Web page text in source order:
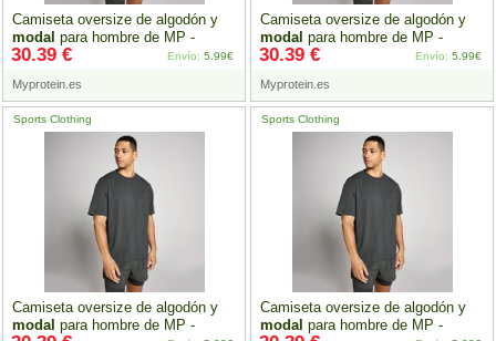
Camiseta oversize de algodón y
modal para hombre de MP -
Negrolavado - S
Myprotein.es
30.39 € Envío: 5.99€
Camiseta oversize de algodón y
modal para hombre de MP -
Negrolavado - M
Myprotein.es
30.39 € Envío: 5.99€
Camiseta oversize de algodón y
modal para hombre de MP -
Sports Clothing
Camiseta oversize de algodón y
modal para hombre de MP -
Sports Clothing